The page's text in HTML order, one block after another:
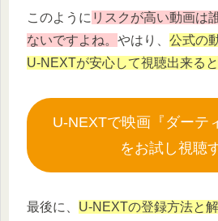
このように リスクが高い動画は
ないですよね。 やはり、 公式の
U-NEXTが安心して視聴出来ると
U-NEXTで映画『ダーテ
をお試し視聴
最後に、 U-NEXTの登録方法と